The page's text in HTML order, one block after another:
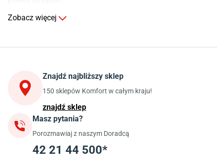
Stoły do kuchni
Szafki kuchenne wiszące (górne)
Szafki pod zlewozmywak
Blaty kuchenne laminowane
Jadalnia
Stoły do jadalni
Krzesła do jadalni
Dywany szare
Zobacz więcej
Znajdź najbliższy sklep
150 sklepów Komfort w całym kraju!
znajdź sklep
Masz pytania?
Porozmawiaj z naszym Doradcą
42 21 44 500*